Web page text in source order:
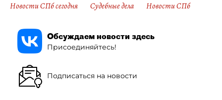
Новости СПб сегодня
Судебные дела Новости СПб
Обсуждаем новости здесь
Присоединяйтесь!
Подписаться на новости